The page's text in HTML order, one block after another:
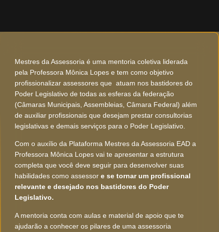
Mestres da Assessoria é uma mentoria coletiva liderada
pela Professora Mônica Lopes e tem como objetivo
profissionalizar assessores que atuam nos bastidores do
Poder Legislativo de todas as esferas da federação
(Câmaras Municipais, Assembleias, Câmara Federal) além
de auxiliar profissionais que desejam prestar consultorias
legislativas e demais serviços para o Poder Legislativo.
Com o auxílio da Plataforma Mestres da Assessoria EAD a
Professora Mônica Lopes vai te apresentar a estrutura
completa que você deve seguir para desenvolver suas
habilidades como assessor e se tornar um profissional
relevante e desejado nos bastidores do Poder
Legislativo.
A mentoria conta com aulas e material de apoio que te
ajudarão a conhecer os pilares de uma assessoria